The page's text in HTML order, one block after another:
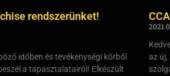
rendszerünket!
időben és tevékenységi körből
a tapasztalatairól! Elkészült
az új,